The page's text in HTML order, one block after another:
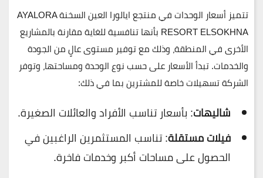
تتميز أسعار الوحدات في
منتجع ايالورا العين السخنة AYALORA
RESORT ELSOKHNA بأنها تنافسية للغاية مقارنة بالمشاريع
الأخرى في المنطقة، وذلك مع توفير مستوى عالٍ من الجودة
والخدمات. تبدأ الأسعار على حسب نوع الوحدة ومساحتها، وتوفر
الشركة تسهيلات خاصة للمشترين بما في ذلك:
شاليهات: بأسعار تناسب الأفراد والعائلات الصغيرة.
فيلات مستقلة: تناسب المستثمرين الراغبين في
الحصول على مساحات أكبر وخدمات فاخرة.